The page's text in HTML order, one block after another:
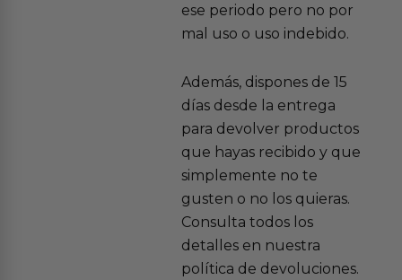
ese periodo pero no por
mal uso o uso indebido.
Además, dispones de 15
días desde la entrega
para devolver productos
que hayas recibido y que
simplemente no te
gusten o no los quieras.
Consulta todos los
detalles en nuestra
política de devoluciones.